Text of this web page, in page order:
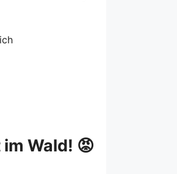
Wald! 😡